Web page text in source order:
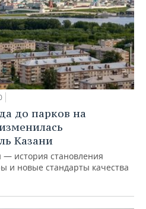
до парков на
Казани
история становления
и новые стандарты качества